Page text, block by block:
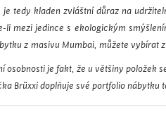
tedy kladen zvláštní důraz na
li mezi jedince s ekologickým
z masivu Mumbai, můžete vybírat
osobnosti je fakt, že u většiny
Brüxxi doplňuje své portfolio